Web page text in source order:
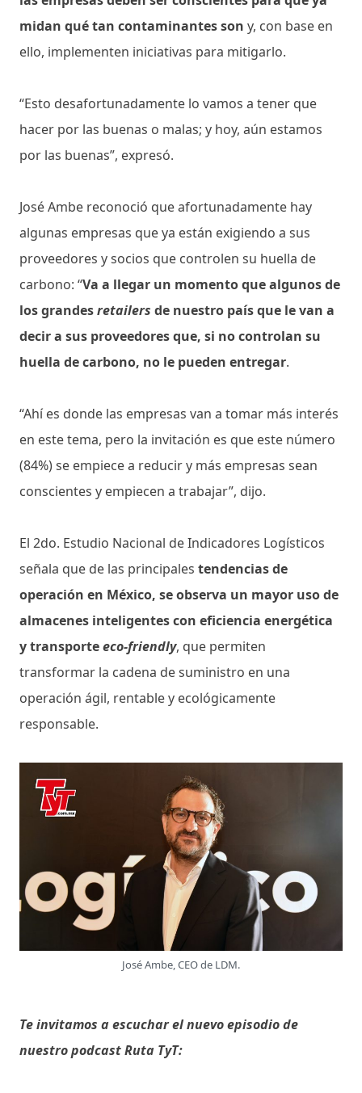
midan qué tan contaminantes son y, con base en
ello, implementen iniciativas para mitigarlo.
“Esto desafortunadamente lo vamos a tener que
hacer por las buenas o malas; y hoy, aún estamos
por las buenas”, expresó.
José Ambe reconoció que afortunadamente hay
algunas empresas que ya están exigiendo a sus
proveedores y socios que controlen su huella de
carbono: “Va a llegar un momento que algunos de
los grandesretailers de nuestro país que le van a
decir a sus proveedores que, si no controlan su
huella de carbono, no le pueden entregar.
“Ahí es donde las empresas van a tomar más interés
en este tema, pero la invitación es que este número
(84%) se empiece a reducir y más empresas sean
conscientes y empiecen a trabajar”, dijo.
El 2do. Estudio Nacional de Indicadores Logísticos
señala que de las principales tendencias de
operación en México, se observa un mayor uso de
almacenes inteligentes con eficiencia energética
y transporteeco-friendly, que permiten
transformar la cadena de suministro en una
operación ágil, rentable y ecológicamente
responsable.
José Ambe, CEO de LDM.
Te invitamos a escuchar el nuevo episodio de
nuestro podcast Ruta TyT: